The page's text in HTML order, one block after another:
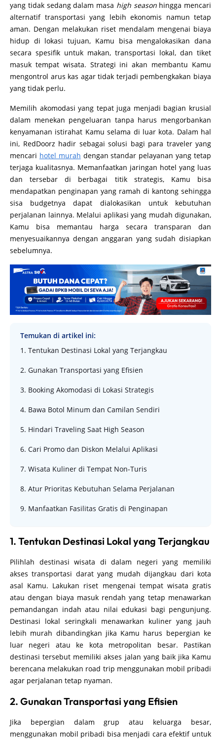
yang tidak sedang dalam masa high seasonhingga mencari
alternatif transportasi yang lebih ekonomis namun tetap
aman. Dengan melakukan riset mendalam mengenai biaya
hidup di lokasi tujuan, Kamu bisa mengalokasikan dana
secara spesifik untuk makan, transportasi lokal, dan tiket
masuk tempat wisata. Strategi ini akan membantu Kamu
mengontrol arus kas agar tidak terjadi pembengkakan biaya
yang tidak perlu.
Memilih akomodasi yang tepat juga menjadi bagian krusial
dalam menekan pengeluaran tanpa harus mengorbankan
kenyamanan istirahat Kamu selama di luar kota. Dalam hal
ini, RedDoorz hadir sebagai solusi bagi para traveler yang
mencari hotel murah dengan standar pelayanan yang tetap
terjaga kualitasnya. Memanfaatkan jaringan hotel yang luas
dan tersebar di berbagai titik strategis, Kamu bisa
mendapatkan penginapan yang ramah di kantong sehingga
sisa budgetnya dapat dialokasikan untuk kebutuhan
perjalanan lainnya. Melalui aplikasi yang mudah digunakan,
Kamu bisa memantau harga secara transparan dan
menyesuaikannya dengan anggaran yang sudah disiapkan
sebelumnya.
Temukan di artikel ini:
1. Tentukan Destinasi Lokal yang Terjangkau
2. Gunakan Transportasi yang Efisien
3. Booking Akomodasi di Lokasi Strategis
4. Bawa Botol Minum dan Camilan Sendiri
5. Hindari Traveling Saat High Season
6. Cari Promo dan Diskon Melalui Aplikasi
7. Wisata Kuliner di Tempat Non-Turis
8. Atur Prioritas Kebutuhan Selama Perjalanan
9. Manfaatkan Fasilitas Gratis di Penginapan
1. Tentukan Destinasi Lokal yang Terjangkau
Pilihlah destinasi wisata di dalam negeri yang memiliki
akses transportasi darat yang mudah dijangkau dari kota
asal Kamu. Lakukan riset mengenai tempat wisata gratis
atau dengan biaya masuk rendah yang tetap menawarkan
pemandangan indah atau nilai edukasi bagi pengunjung.
Destinasi lokal seringkali menawarkan kuliner yang jauh
lebih murah dibandingkan jika Kamu harus bepergian ke
luar negeri atau ke kota metropolitan besar. Pastikan
destinasi tersebut memiliki akses jalan yang baik jika Kamu
berencana melakukan road trip menggunakan mobil pribadi
agar perjalanan tetap nyaman.
2. Gunakan Transportasi yang Efisien
Jika bepergian dalam grup atau keluarga besar,
menggunakan mobil pribadi bisa menjadi cara efektif untuk